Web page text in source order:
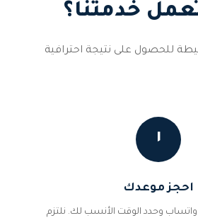
خدمتنا؟
للحصول على نتيجة احترافية
١
احجز موعدك
واتساب وحدد الوقت الأنسب لك. نلتزم